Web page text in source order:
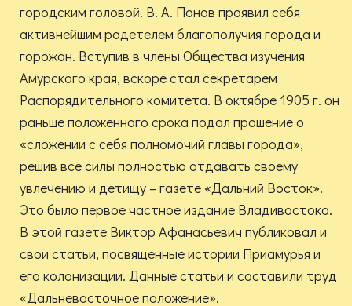
городским головой. В. А. Панов проявил себя
активнейшим радетелем благополучия города и
горожан. Вступив в члены Общества изучения
Амурского края, вскоре стал секретарем
Распорядительного комитета. В октябре 1905 г. он
раньше положенного срока подал прошение о
«сложении с себя полномочий главы города»,
решив все силы полностью отдавать своему
увлечению и детищу – газете «Дальний Восток».
Это было первое частное издание Владивостока.
В этой газете Виктор Афанасьевич публиковал и
свои статьи, посвященные истории Приамурья и
его колонизации. Данные статьи и составили труд
«Дальневосточное положение».